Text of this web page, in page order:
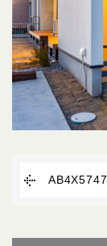
AB4X5747